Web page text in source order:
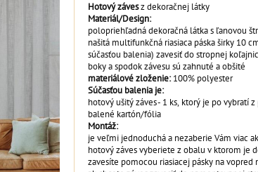
Hotový závesz dekoračnej látky
Materiál/Design:
polopriehľadná dekoračná látka s ľanovou
našitá multifunkčná riasiaca páska širky 10
súčasťou balenia) zavesiť do stropnej
boky a spodok závesu sú zahnuté a obšité
materiálové zloženie:100% polyester
Súčasťou balenia je:
hotový ušitý záves - 1 ks, ktorý je po vybratí
balené kartón/fólia
Montáž:
je veľmi jednoduchá a nezaberie Vám viac
hotový záves vyberiete z obalu v ktorom je
zavesíte pomocou riasiacej pásky na